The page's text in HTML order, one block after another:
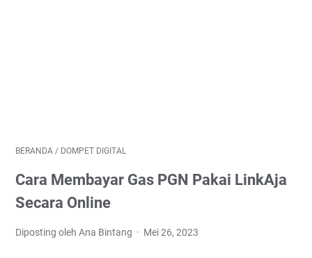
BERANDA / DOMPET DIGITAL
Cara Membayar Gas PGN Pakai LinkAja
Secara Online
Diposting oleh Ana Bintang Mei 26, 2023